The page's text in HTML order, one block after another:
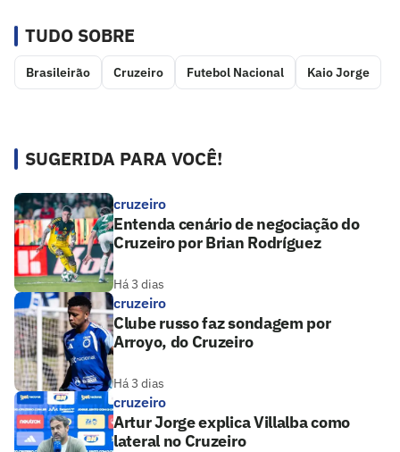
TUDO SOBRE
Brasileirão Cruzeiro Futebol Nacional Kaio Jorge
SUGERIDA PARA VOCÊ!
cruzeiro
Entenda cenário de negociação do
Cruzeiro por Brian Rodríguez
Há 3 dias
cruzeiro
Clube russo faz sondagem por
Arroyo, do Cruzeiro
Há 3 dias
cruzeiro
Artur Jorge explica Villalba como
lateral no Cruzeiro